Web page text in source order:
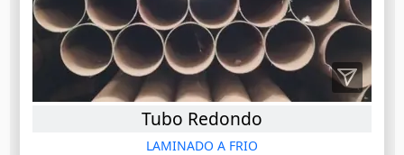
Tubo Redondo
LAMINADO A FRIO